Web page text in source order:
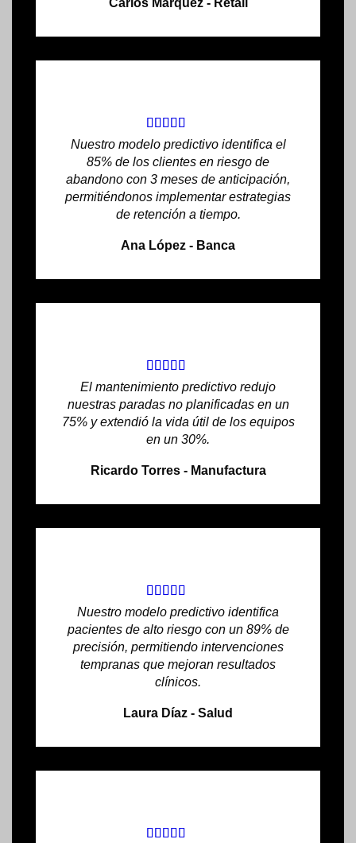
Carlos Márquez - Retail
Nuestro modelo predictivo identifica el
85% de los clientes en riesgo de
abandono con 3 meses de anticipación,
permitiéndonos implementar estrategias
de retención a tiempo.
Ana López - Banca
El mantenimiento predictivo redujo
nuestras paradas no planificadas en un
75% y extendió la vida útil de los equipos
en un 30%.
Ricardo Torres - Manufactura
Nuestro modelo predictivo identifica
pacientes de alto riesgo con un 89% de
precisión, permitiendo intervenciones
tempranas que mejoran resultados
clínicos.
Laura Díaz - Salud